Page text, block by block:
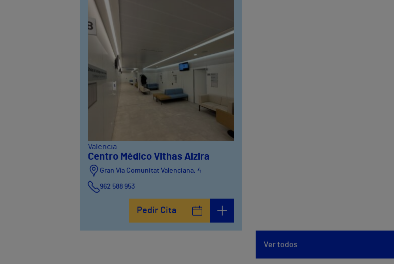
Valencia
Centro Médico Vithas Alzira
Gran Vía Comunitat Valenciana, 4
962 588 953
Pedir Cita
Ver todos